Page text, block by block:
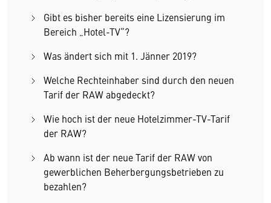
Gibt es bisher bereits eine Lizensierung im
Bereich „Hotel-TV“?
Was ändert sich mit 1. Jänner 2019?
Welche Rechteinhaber sind durch den neuen
Tarif der RAW abgedeckt?
Wie hoch ist der neue Hotelzimmer-TV-Tarif
der RAW?
Ab wann ist der neue Tarif der RAW von
gewerblichen Beherbergungsbetrieben zu
bezahlen?